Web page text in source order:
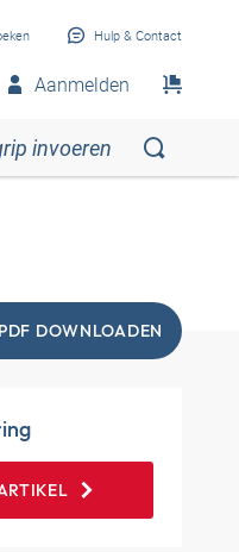
Hulp & Contact
Aanmelden
PDF DOWNLOADEN